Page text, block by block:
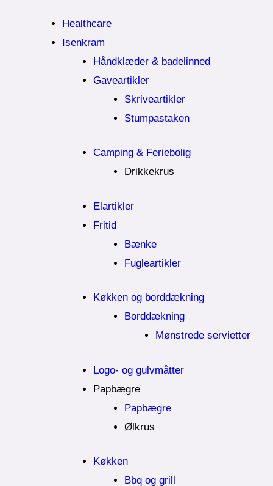
Healthcare
Isenkram
Håndklæder & badelinned
Gaveartikler
Skriveartikler
Stumpastaken
Camping & Feriebolig
Drikkekrus
Elartikler
Fritid
Bænke
Fugleartikler
Køkken og borddækning
Borddækning
Mønstrede servietter
Logo- og gulvmåtter
Papbægre
Papbægre
Ølkrus
Køkken
Bbq og grill